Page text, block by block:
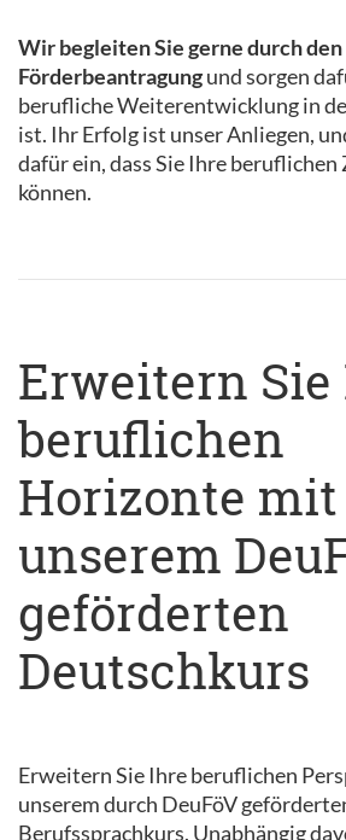
Wir begleiten Sie gerne durch den
Förderbeantragungund sorgen
berufliche Weiterentwicklung in
ist. Ihr Erfolg ist unser Anliegen,
dafür ein, dass Sie Ihre beruflichen
können.
Erweitern Sie
beruflichen
Horizonte mit
unserem
geförderten
Deutschkurs
Erweitern Sie Ihre beruflichen
unserem durch DeuFöV
Berufssprachkurs. Unabhängig